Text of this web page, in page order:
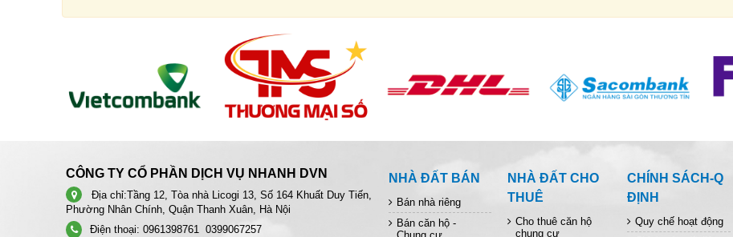
CÔNG TY CỔ PHẦN DỊCH VỤ NHANH DVN
Địa chỉ:Tầng 12, Tòa nhà Licogi 13, Số 164 Khuất Duy Tiến,
Phường Nhân Chính, Quận Thanh Xuân, Hà Nội
Điện thoại: 0961398761 0399067257
NHÀ ĐẤT BÁN
Bán nhà riêng
Bán căn hộ -
NHÀ ĐẤT CHO
THUÊ
Cho thuê căn hộ
chung cư
CHÍNH SÁCH-Q
ĐỊNH
Quy chế hoạt động